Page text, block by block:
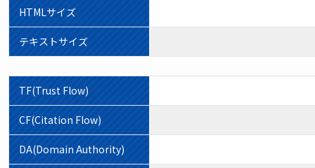
HTMLサイズ
テキストサイズ
TF(Trust Flow)
CF(Citation Flow)
DA(Domain Authority)